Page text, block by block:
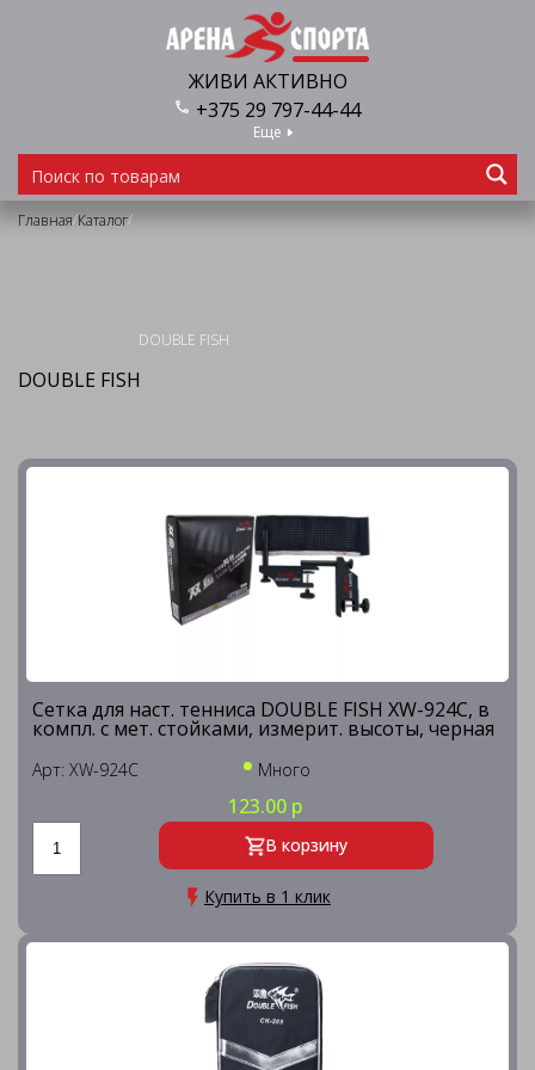
ЖИВИ АКТИВНО
+375 29 797-44-44
Еще
Главная/Каталог/
DOUBLE FISH
DOUBLE FISH
Сетка для наст. тенниса DOUBLE FISH XW-924C, в
компл. с мет. стойками, измерит. высоты, черная
Арт: XW-924C Много
123.00 р
В корзину
Купить в 1 клик